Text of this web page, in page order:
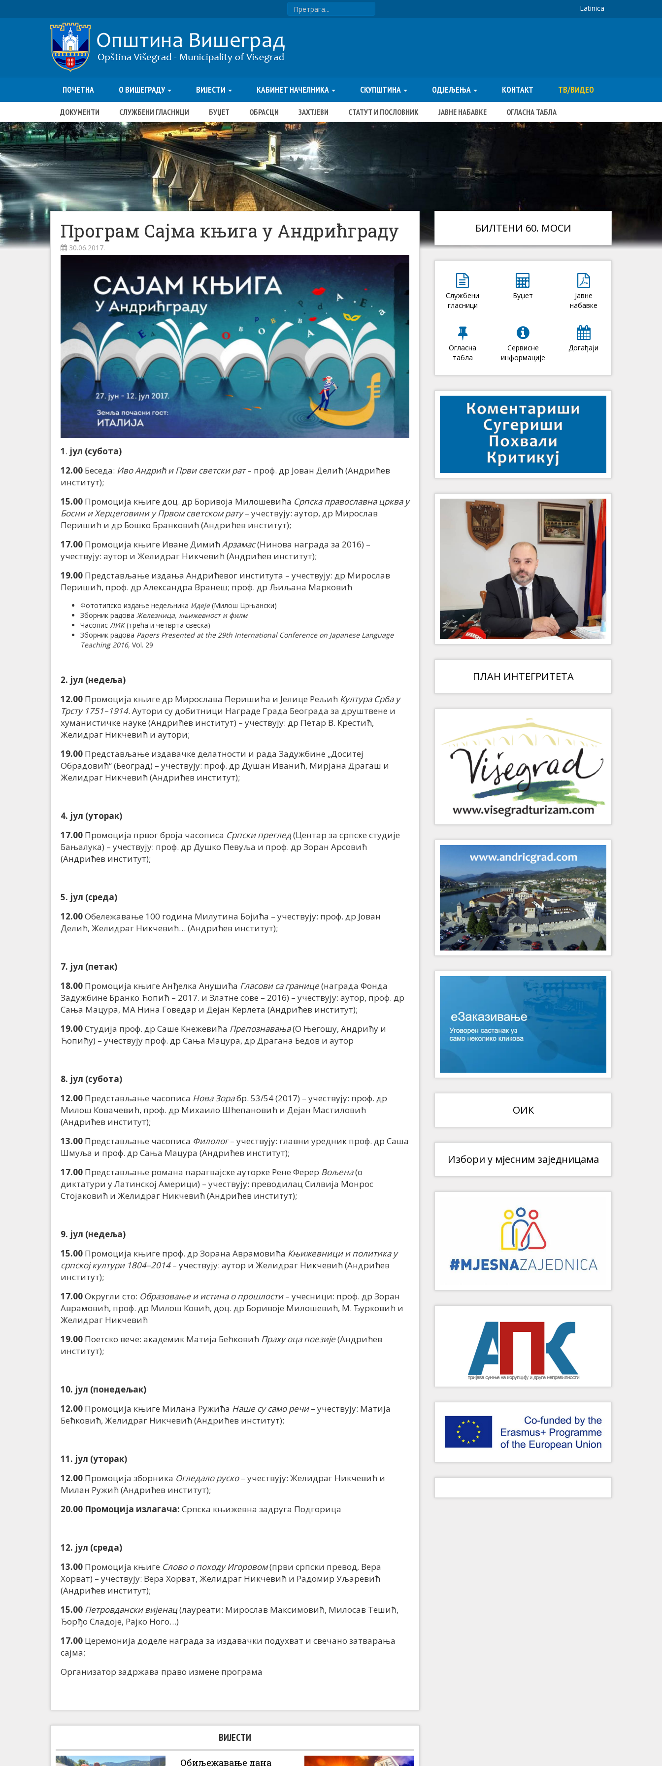
Latinica
ПОЧЕТНА О ВИШЕГРАДУ ВИЈЕСТИ КАБИНЕТ НАЧЕЛНИКА СКУПШТИНА ОДЈЕЉЕЊА КОНТАКТ ТВ/ВИДЕО
ДОКУМЕНТИ СЛУЖБЕНИ ГЛАСНИЦИ БУЏЕТ ОБРАСЦИ ЗАХТЈЕВИ СТАТУТ И ПОСЛОВНИК ЈАВНЕ НАБАВКЕ ОГЛАСНА ТАБЛА
Програм Сајма књига у Андрићграду
30.06.2017.
1. јул (субота)
12.00 Беседа: Иво Андрић и Први светски рат– проф. др Јован Делић (Андрићев
институт);
15.00 Промоција књиге доц. др Боривоја Милошевића Српска православна црква у
Босни и Херцеговини у Првом светском рату– учествују: аутор, др Мирослав
Перишић и др Бошко Бранковић (Андрићев институт);
17.00 Промоција књиге Иване Димић Арзамас(Нинова награда за 2016) –
учествују: аутор и Желидраг Никчевић (Андрићев институт);
19.00 Представљање издања Андрићевог института – учествују: др Мирослав
Перишић, проф. др Александра Вранеш; проф. др Љиљана Марковић
Фототипско издање недељника Идеје(Милош Црњански)
Зборник радова Железница, књижевност и филм
Часопис ЛИК(трећа и четврта свеска)
Зборник радова Papers Presented at the 29th International Conference on Japanese Language
Teaching 2016, Vol. 29
2. јул (недеља)
12.00 Промоција књиге др Мирослава Перишића и Јелице Рељић Култура Срба у
Трсту 1751–1914. Аутори су добитници Награде Града Београда за друштвене и
хуманистичке науке (Андрићев институт) – учествују: др Петар В. Крестић,
Желидраг Никчевић и аутори;
19.00 Представљање издавачке делатности и рада Задужбине „Доситеј
Обрадовић“ (Београд) – учествују: проф. др Душан Иванић, Мирјана Драгаш и
Желидраг Никчевић (Андрићев институт);
4. јул (уторак)
17.00 Промоција првог броја часописа Српски преглед(Центар за српске студије
Бањалука) – учествују: проф. др Душко Певуља и проф. др Зоран Арсовић
(Андрићев институт);
5. јул (среда)
12.00Обележавање 100 година Милутина Бојића – учествују: проф. др Јован
Делић, Желидраг Никчевић… (Андрићев институт);
7. јул (петак)
18.00 Промоција књиге Анђелка Анушића Гласови са границе(награда Фонда
Задужбине Бранко Ћопић – 2017. и Златне сове – 2016) – учествују: аутор, проф. др
Сања Мацура, МА Нина Говедар и Дејан Керлета (Андрићев институт);
19.00Студија проф. др Саше Кнежевића Препознавања(О Његошу, Андрићу и
Ћопићу) – учествују проф. др Сања Мацура, др Драгана Бедов и аутор
8. јул (субота)
12.00 Представљање часописа Нова Зорабр. 53/54 (2017) – учествују: проф. др
Милош Ковачевић, проф. др Михаило Шћепановић и Дејан Мастиловић
(Андрићев институт);
13.00 Представљање часописа Филолог– учествују: главни уредник проф. др Саша
Шмуља и проф. др Сања Мацура (Андрићев институт);
17.00 Представљање романа парагвајске ауторке Рене Ферер Вољена(о
диктатури у Латинској Америци) – учествују: преводилац Силвија Монрос
Стојаковић и Желидраг Никчевић (Андрићев институт);
9. јул (недеља)
15.00 Промоција књиге проф. др Зорана Аврамовића Књижевници и политика у
српској култури 1804–2014– учествују: аутор и Желидраг Никчевић (Андрићев
институт);
17.00Округли сто: Образовање и истина о прошлости– учесници: проф. др Зоран
Аврамовић, проф. др Милош Ковић, доц. др Боривоје Милошевић, М. Ђурковић и
Желидраг Никчевић
19.00 Поетско вече: академик Матија Бећковић Праху оца поезије(Андрићев
институт);
10. јул (понедељак)
12.00 Промоција књиге Милана Ружића Наше су само речи– учествују: Матија
Бећковић, Желидраг Никчевић (Андрићев институт);
11. јул (уторак)
12.00 Промоција зборника Огледало руско– учествују: Желидраг Никчевић и
Милан Ружић (Андрићев институт);
20.00 Промоција излагача: Српска књижевна задруга Подгорица
12. јул (среда)
13.00 Промоција књиге Слово о походу Игоровом(први српски превод, Вера
Хорват) – учествују: Вера Хорват, Желидраг Никчевић и Радомир Уљаревић
(Андрићев институт);
15.00 Петровдански вијенац(лауреати: Мирослав Максимовић, Милосав Тешић,
Ђорђо Сладоје, Рајко Ного…)
17.00 Церемонија доделе награда за издавачки подухват и свечано затварања
сајма;
Организатор задржава право измене програма
ВИЈЕСТИ
Обиљежавање дана
БИЛТЕНИ 60. МОСИ
Службени
гласници
Буџет
Јавне
набавке
Огласна
табла
Сервисне
информације
Догађаји
ПЛАН ИНТЕГРИТЕТА
ОИК
Избори у мјесним заједницама